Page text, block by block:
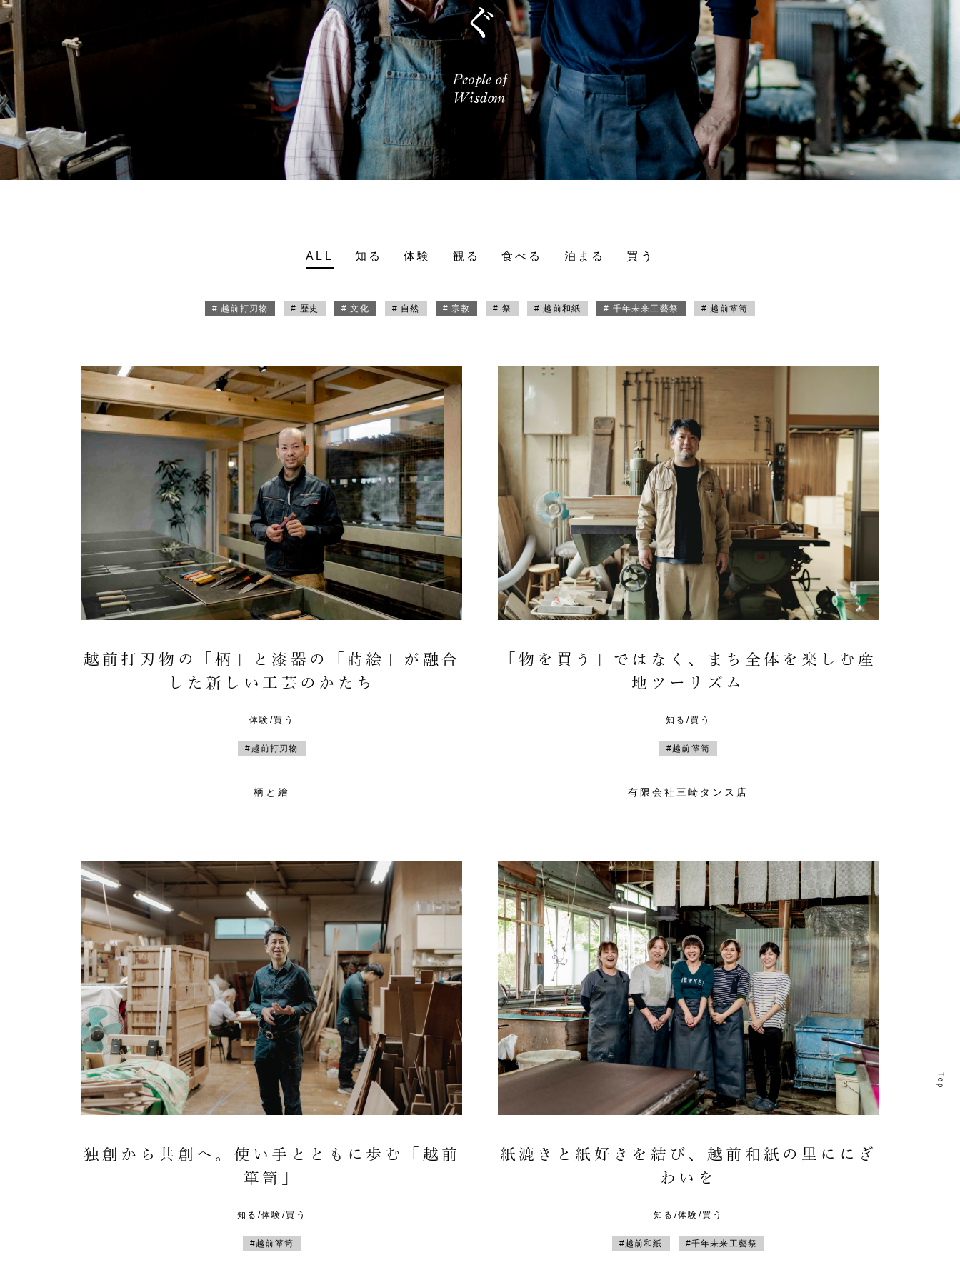
ALL 知る 体験 観る 食べる 泊まる 買う
# 越前打刃物 # 歴史 # 文化 # 自然 # 宗教 # 祭 # 越前和紙 # 千年未来工藝祭 # 越前箪笥
越前打刃物の「柄」と漆器の「蒔絵」が融合
した新しい工芸のかたち
体験/買う
#越前打刃物
柄と繪
「物を買う」ではなく、まち全体を楽しむ産
地ツーリズム
知る/買う
#越前箪笥
有限会社三崎タンス店
独創から共創へ。使い手とともに歩む「越前
箪笥」
知る/体験/買う
#越前箪笥
紙漉きと紙好きを結び、越前和紙の里ににぎ
わいを
知る/体験/買う
#越前和紙 #千年未来工藝祭